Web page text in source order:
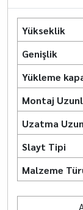
Yükseklik
Genişlik
Yükleme
Montaj
Uzatma
Slayt Tipi
Malzeme